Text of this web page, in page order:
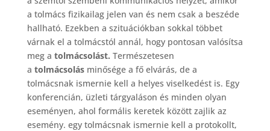
a tolmács fizikailag jelen van és nem csak a beszéde
hallható. Ezekben a szituációkban sokkal többet
várnak el a tolmácstól annál, hogy pontosan valósítsa
meg a tolmácsolást. Természetesen
a tolmácsolásminősége a fő elvárás, de a
tolmácsnak ismernie kell a helyes viselkedést is. Egy
konferencián, üzleti tárgyaláson és minden olyan
eseményen, ahol formális keretek között zajlik az
esemény. egy tolmácsnak ismernie kell a protokollt,